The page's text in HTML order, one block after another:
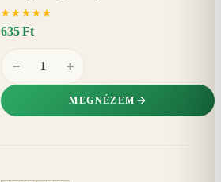
★ ★ ★ ★ ★
635 Ft
− +
MEGNÉZEM